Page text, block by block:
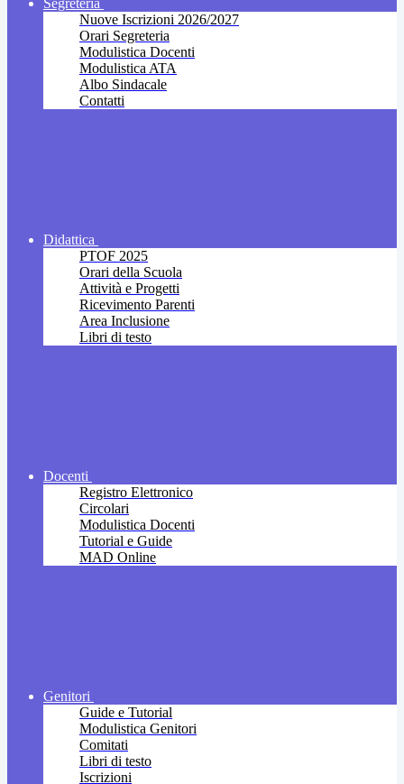
Segreteria
Nuove Iscrizioni 2026/2027
Orari Segreteria
Modulistica Docenti
Modulistica ATA
Albo Sindacale
Contatti
Didattica
PTOF 2025
Orari della Scuola
Attività e Progetti
Ricevimento Parenti
Area Inclusione
Libri di testo
Docenti
Registro Elettronico
Circolari
Modulistica Docenti
Tutorial e Guide
MAD Online
Genitori
Guide e Tutorial
Modulistica Genitori
Comitati
Libri di testo
Iscrizioni